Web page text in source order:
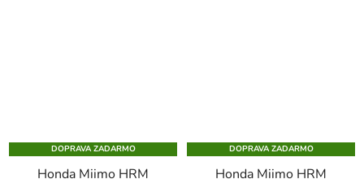
DOPRAVA ZADARMO
Honda Miimo HRM
DOPRAVA ZADARMO
Honda Miimo HRM